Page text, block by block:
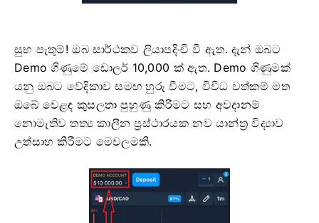
සුභ පැතුම්! ඔබ සාර්ථකව ලියාපදිංචි වී ඇත. දැන් ඔබට
Demo ගිණුමේ ඩොලර් 10,000 ක් ඇත. Demo ගිණුමක්
යනු ඔබට වේදිකාව සමඟ හුරු වීමට, විවිධ වත්කම් මත
ඔබේ වෙළඳ කුසලතා පුහුණු කිරීමට සහ අවදානම්
නොමැතිව තත්‍ය කාලීන ප්‍රස්ථාරයක නව යාන්ත්‍ර විද්‍යාව
උත්සාහ කිරීමට මෙවලමකි.